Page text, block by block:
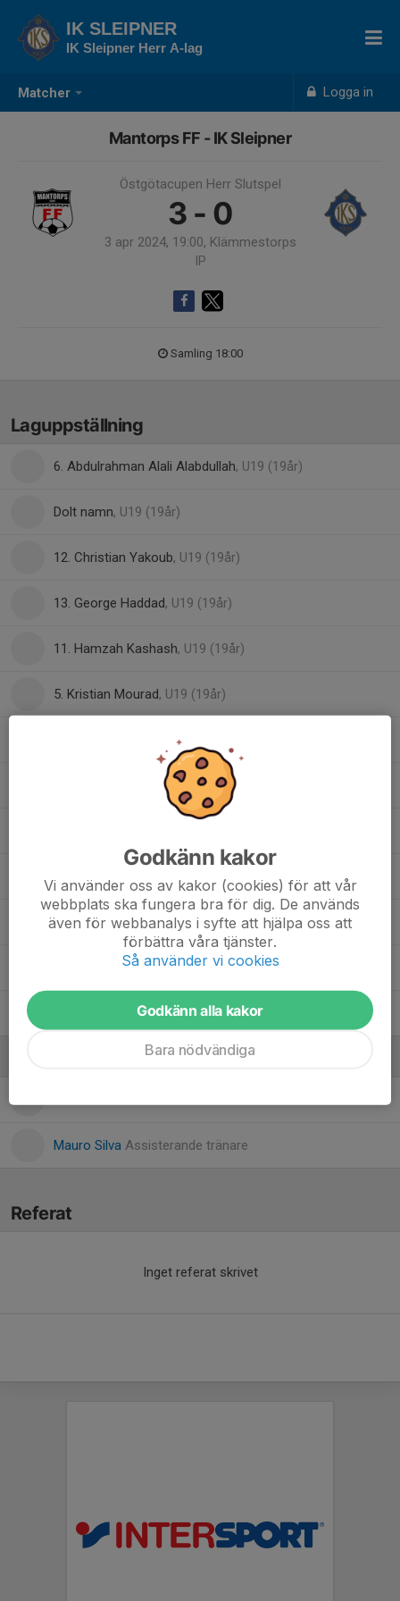
Matcher Logga in
IK SLEIPNER
IK Sleipner Herr A-lag
Mantorps FF - IK Sleipner
Östgötacupen Herr Slutspel
3 - 0
3 apr 2024, 19:00, Klämmestorps
IP
Samling 18:00
Laguppställning
6. Abdulrahman Alali Alabdullah, U19 (19år)
Dolt namn, U19 (19år)
12. Christian Yakoub, U19 (19år)
13. George Haddad, U19 (19år)
11. Hamzah Kashash, U19 (19år)
5. Kristian Mourad, U19 (19år)
9. Madison Cerera Månsson
, U19 (19år)
15. Mosab Elfituri , U19 (19år)
16. Mounir Ibrahim, U19 (19år)
36. Oscar Kosakowski, U19 (19år)
14. Philipe Samuel Da Silva Faustino, U19 (19år)
Mauro Silva Assisterande tränare
Referat
Inget referat skrivet
Godkänn kakor
Vi använder oss av kakor (cookies) för att vår
webbplats ska fungera bra för dig. De används
även för webbanalys i syfte att hjälpa oss att
förbättra våra tjänster.
Så använder vi cookies
Godkänn alla kakor
Bara nödvändiga